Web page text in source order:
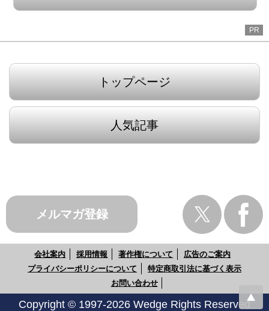
PR
トップページ
人気記事
メルマガ登録
会社案内 採用情報 著作権について
広告のご案内
プライバシーポリシーについて
特定商取引法に基づく表示
お問い合わせ
Copyright © 1997-2026 Wedge Rights Reserved